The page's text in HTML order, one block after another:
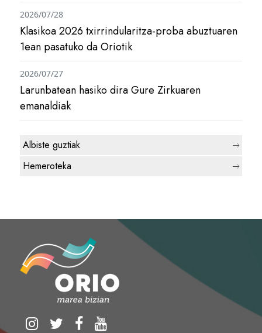
Klasikoa 2026 txirrindularitza-proba abuztuaren
1ean pasatuko da Oriotik
2026/07/28
Larunbatean hasiko dira Gure Zirkuaren
emanaldiak
2026/07/27
Albiste guztiak
Hemeroteka